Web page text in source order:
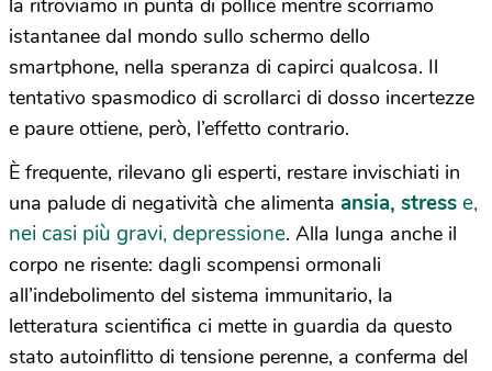
la ritroviamo in punta di pollice mentre scorriamo
istantanee dal mondo sullo schermo dello
smartphone, nella speranza di capirci qualcosa. Il
tentativo spasmodico di scrollarci di dosso incertezze
e paure ottiene, però, l’effetto contrario.
È frequente, rilevano gli esperti, restare invischiati in
una palude di negatività che alimenta ansia, stresse,
nei casi più gravi, depressione. Alla lunga anche il
corpo ne risente: dagli scompensi ormonali
all’indebolimento del sistema immunitario, la
letteratura scientifica ci mette in guardia da questo
stato autoinflitto di tensione perenne, a conferma del